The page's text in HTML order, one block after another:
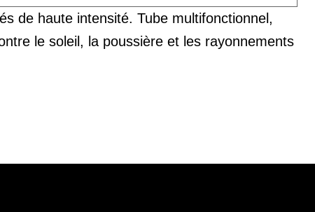
de haute intensité. Tube multifonctionnel,
le soleil, la poussière et les rayonnements